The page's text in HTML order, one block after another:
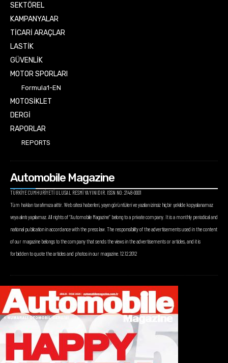
SEKTÖREL
KAMPANYALAR
TİCARİ ARAÇLAR
LASTİK
GÜVENLİK
MOTOR SPORLARI
Formula1-EN
MOTOSİKLET
DERGİ
RAPORLAR
REPORTS
Automobile Magazine
TÜRKİYE CUMHURİYETİ ULUSAL RESMİ YAYINIDIR. ISSN NO: 2148-0001
Tüm hakları tarafımıza aittir. Web sitesi haberleri, yayın görüntüleri ve yazıları izinsiz hiçbir şekilde kopyalanamaz
veya alıntı yapılamaz. All rights of “Automobile Magazine” belong to a private company. It is a monthly periodical and
national publication in accordance with the press law. The responsibility of the advertisements used in the content
of our magazine belongs to the company that sends the views in the advertisements or articles, and it is
forbidden to quote the articles and photos in our magazine. 12.12.2012